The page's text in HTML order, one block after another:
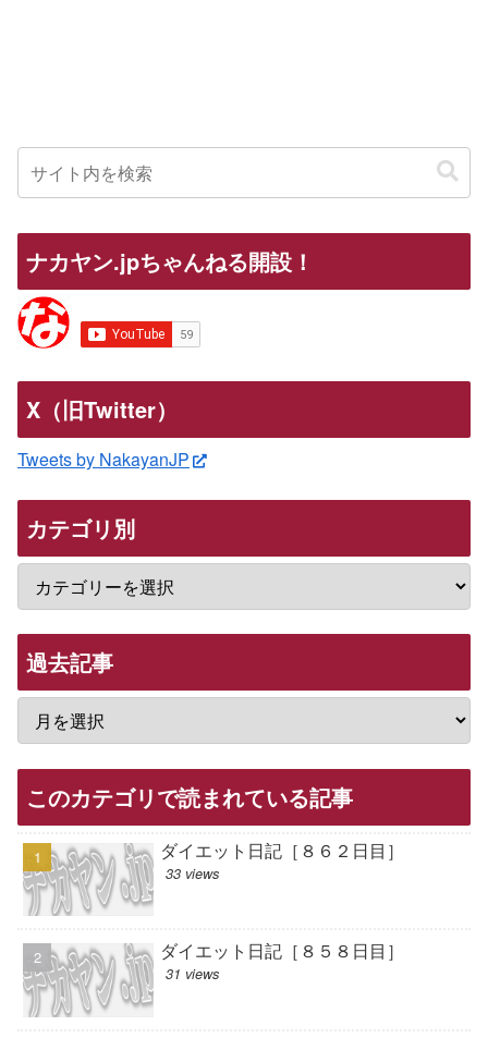
ナカヤン.jpちゃんねる開設！
X（旧Twitter）
Tweets by NakayanJP
カテゴリ別
過去記事
このカテゴリで読まれている記事
ダイエット日記［８６２日目］
33 views
ダイエット日記［８５８日目］
31 views